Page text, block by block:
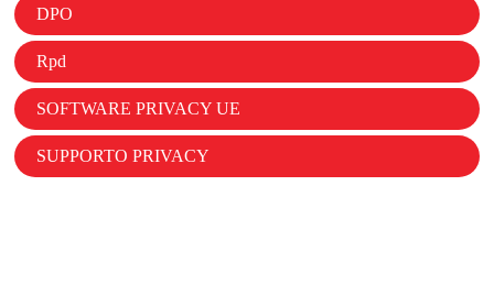
DPO
Rpd
SOFTWARE PRIVACY UE
SUPPORTO PRIVACY